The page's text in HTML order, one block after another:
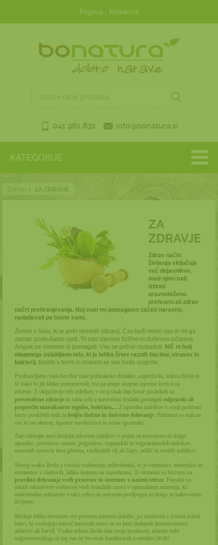
Prijava Košarica
041 961 831 info@bonatura.si
KATEGORIJE
Domov ZA ZDRAVJE
ZA
ZDRAVJE
Zdrav način
življenja vključuje
več dejavnikov,
med njimi tudi
izbrati
uravnoteženo
prehrano ali zdrav
načrt prehranjevanja. Naj vam mi pomagamo začeti naravno,
nadaljevali pa boste sami.
Živimo v času, ki je poln stresnih situacij. Čas beži mimo nas in mi ga
zaman poskušamo ujeti. To nas izjemno fizično in duševno izčrpava.
Ampak ne moremo si pomagati. Vse se prične razpadati. Nič ni bolj
obupnega oslabljeno telo, ki je lahka žrtev raznih bacilov, virusov in
bakterij. Bodite v formi in bolezni se vas bodo izognile.
Predstavljamo vam številne naše prehranske dodatke, superživila, zelena živila in
še kako bi jih lahko poimenovali, vsi pa imajo skupno izjemne koristi za
zdravje. Z vključitvijo teh izdelkov v svoj vsak dan boste poskrbeli za
preventivno zdravje in sami sebi z naravnimi dodatki pomagali odpraviti ali
preprečiti marsikatero tegobo, bolečino,... Z uporabo izdelkov v svoji prehrani
boste poskrbeli tudi za boljšo fizično in duševno delovanje. Primerni so tudi za
vse ki ste aktivni, športne navdušence in resne športnike.
Zato izbirajte med širokim izborom izdelkov v prahu za enostavno in dolgo
uporabo, proteinov, semen, prigrizkov, veganskih in vegetarijanskih izdelkov,
naravnih sestavin brez glutena, rastlinskih olj ali čajev, zelišč in ostalih izdelkov.
Skoraj vsako živilo z visoko vsebnostjo mikrohranil, to je vitaminov, mineralov in
elementov v sledovih, lahko štejemo za superhrano. Ti elementi so bistveni za
pravilno delovanje vseh procesov in sistemov v našem telesu. Popolni so
zaradi edinstvene vsebnosti vseh hranilnih snovi v optimalnem razmerju, ki
maksimalno nahranijo vsako celico in ustvarijo predpogoj za dolgo in kakovostno
življenje.
Mednje lahko uvrstimo vse povsem naravne izdelke, po možnosti v izvirni zeleni
barvi, ki vsebujejo največ naravnih snovi in so brez dodatnih konzervansov,
aditivov ali barvil. Vsako zeleno živilo ima svoje prednosti, izberite sebi
najprimernejšega in naj vas ne bo strah kombinirati z ostalimi živili!